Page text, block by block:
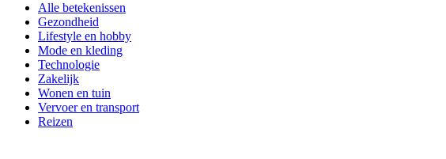
Alle betekenissen
Gezondheid
Lifestyle en hobby
Mode en kleding
Technologie
Zakelijk
Wonen en tuin
Vervoer en transport
Reizen